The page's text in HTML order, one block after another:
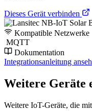
Dieses Gerät verbinden
Kompatible Netzwerke
MQTT
Dokumentation
Integrationsanleitung
Weitere Geräte
Weitere IoT-Geräte, die